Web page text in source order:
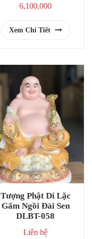
6,100,000
Xem Chi Tiết
Tượng Phật Di Lặc
Gấm Ngồi Đài Sen
DLBT-058
Liên hệ